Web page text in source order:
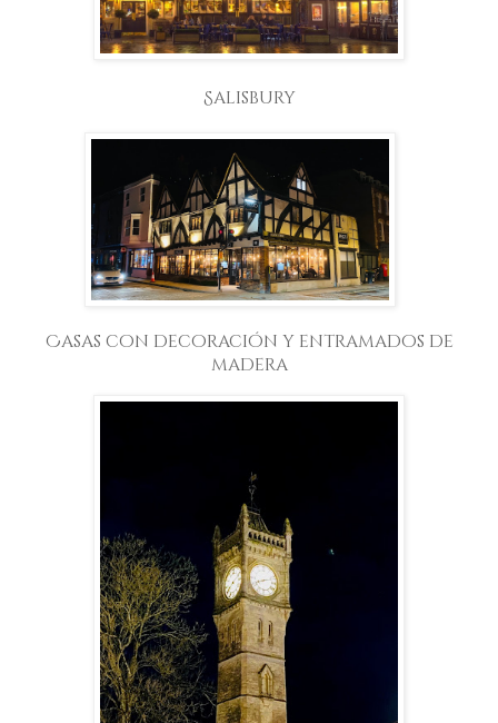
Salisbury
Casas con decoración y entramados de
madera